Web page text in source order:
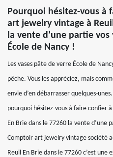
Pourquoi hésitez-vous à
art jewelry vintage à
la vente d’une partie vos
École de Nancy !
Les vases pâte de verre École de
pêche. Vous les appréciez, mais
envie d’en débarrasser quelques-
pourquoi hésitez-vous à faire confier
En Brie dans le 77260 la vente d’une
Comptoir art jewelry vintage société
Reuil En Brie dans le 77260 c’est